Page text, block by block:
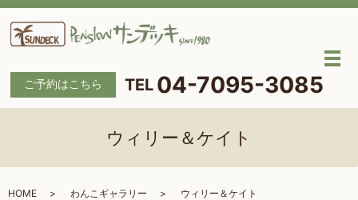
メ
ご予約はこちら
04-7095-3085
ウィリー＆ケイト
HOME わんこギャラリー ウィリー＆ケイト